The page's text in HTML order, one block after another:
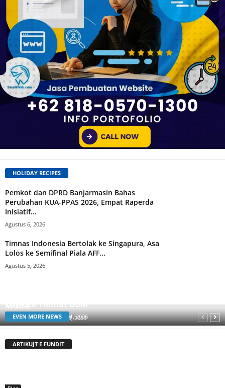
HOLIDAY RECIPES
Pemkot dan DPRD Banjarmasin Bahas
Perubahan KUA-PPAS 2026, Empat Raperda
Inisiatif...
Agustus 6, 2026
Timnas Indonesia Bertolak ke Singapura, Asa
Lolos ke Semifinal Piala AFF...
Agustus 5, 2026
EVEN MORE NEWS
Edukasi Hemat BBM
realitanyanews - Mei 31, 2026
Muda
realitanyanews - Juli 23, 2025
ARTIKUJT E FUNDIT